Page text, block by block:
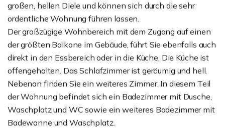
großen, hellen Diele und können sich durch die sehr
ordentliche Wohnung führen lassen.
Der großzügige Wohnbereich mit dem Zugang auf einen
der größten Balkone im Gebäude, führt Sie ebenfalls auch
direkt in den Essbereich oder in die Küche. Die Küche ist
offengehalten. Das Schlafzimmer ist geräumig und hell.
Nebenan finden Sie ein weiteres Zimmer. In diesem Teil
der Wohnung befindet sich ein Badezimmer mit Dusche,
Waschplatz und WC sowie ein weiteres Badezimmer mit
Badewanne und Waschplatz.